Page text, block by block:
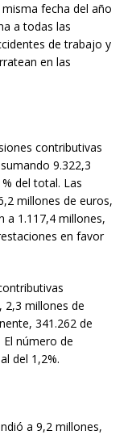
fecha del año
a todas las
de trabajo y
en las
contributivas
9.322,3
del total. Las
millones de euros,
a 1.117,4 millones,
en favor
2,3 millones de
341.262 de
número de
del 1,2%.
a 9,2 millones,